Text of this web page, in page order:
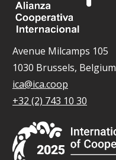
Avenue Milcamps 105
1030 Brussels, Belgium
ica@ica.coop
+32 (2) 743 10 30